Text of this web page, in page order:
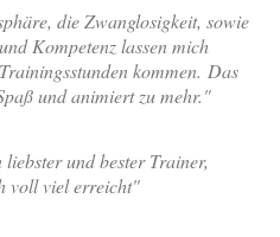
die Zwanglosigkeit, sowie
Kompetenz lassen mich
kommen. Das
und animiert zu mehr."
und bester Trainer,
voll viel erreicht"